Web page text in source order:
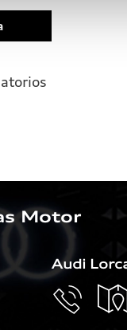
Motor
Audi